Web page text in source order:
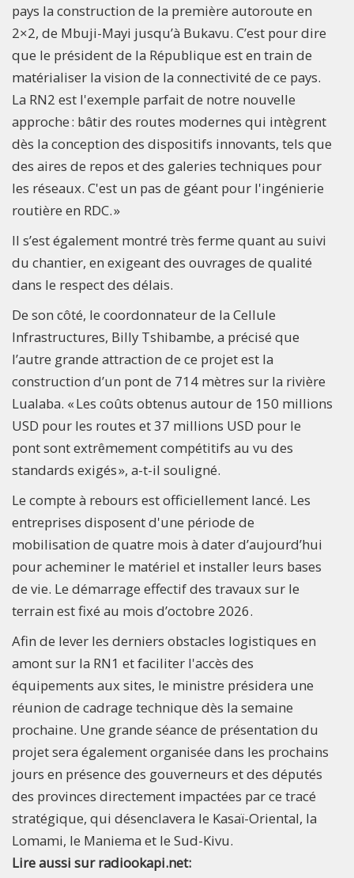
pays la construction de la première autoroute en
2×2, de Mbuji-Mayi jusqu’à Bukavu. C’est pour dire
que le président de la République est en train de
matérialiser la vision de la connectivité de ce pays.
La RN2 est l'exemple parfait de notre nouvelle
approche : bâtir des routes modernes qui intègrent
dès la conception des dispositifs innovants, tels que
des aires de repos et des galeries techniques pour
les réseaux. C'est un pas de géant pour l'ingénierie
routière en RDC. »
Il s’est également montré très ferme quant au suivi
du chantier, en exigeant des ouvrages de qualité
dans le respect des délais.
De son côté, le coordonnateur de la Cellule
Infrastructures, Billy Tshibambe, a précisé que
l’autre grande attraction de ce projet est la
construction d’un pont de 714 mètres sur la rivière
Lualaba. « Les coûts obtenus autour de 150 millions
USD pour les routes et 37 millions USD pour le
pont sont extrêmement compétitifs au vu des
standards exigés », a-t-il souligné.
Le compte à rebours est officiellement lancé. Les
entreprises disposent d'une période de
mobilisation de quatre mois à dater d’aujourd’hui
pour acheminer le matériel et installer leurs bases
de vie. Le démarrage effectif des travaux sur le
terrain est fixé au mois d’octobre 2026.
Afin de lever les derniers obstacles logistiques en
amont sur la RN1 et faciliter l'accès des
équipements aux sites, le ministre présidera une
réunion de cadrage technique dès la semaine
prochaine. Une grande séance de présentation du
projet sera également organisée dans les prochains
jours en présence des gouverneurs et des députés
des provinces directement impactées par ce tracé
stratégique, qui désenclavera le Kasaï-Oriental, la
Lomami, le Maniema et le Sud-Kivu.
Lire aussi sur radiookapi.net: